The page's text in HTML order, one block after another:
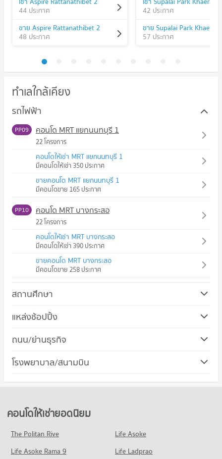
44 ประกาศ
ขาย Aspire Rattanathibet 2
48 ประกาศ
42 ประกาศ
57 ประกาศ
ทำเลใกล้เคียง
รถไฟฟ้า
PP09 คอนโด MRT แยกนนทบุรี 1
22 โครงการ
คอนโดให้เช่า MRT แยกนนทบุรี 1
มีคอนโดให้เช่า 350 ประกาศ
ขายคอนโด MRT แยกนนทบุรี 1
มีคอนโดขาย 165 ประกาศ
PP10 คอนโด MRT บางกระสอ
22 โครงการ
คอนโดให้เช่า MRT บางกระสอ
มีคอนโดให้เช่า 390 ประกาศ
ขายคอนโด MRT บางกระสอ
มีคอนโดขาย 258 ประกาศ
สถานศึกษา
คอนโด วิทยาลัยพยาบาลบรมราชชนนีศรีธัญญา
คอนโดให้เช่า วิทยาลัยพยาบาลบรมราชชนนีศรีธัญญา
มีคอนโดให้เช่า 3,025 ประกาศ
ขายคอนโด วิทยาลัยพยาบาลบรมราชชนนีศรีธัญญา
319 โครงการ
คอนโดให้เช่า วิทยาลัยพยาบาลบรมราชชนนีบำราศนราดูร
มีคอนโดให้เช่า 2,937 ประกาศ
มีคอนโดขาย 1,911 ประกาศ
แหล่งช้อปปิ้ง
คอนโด เซ็นทรัล พลาซ่า รัตนาธิเบศร์
คอนโดให้เช่า เซ็นทรัล พลาซ่า รัตนาธิเบศร์
คอนโด เทสโก้โลตัส รัตนาธิเบศร์
มีคอนโดให้เช่า 4,525 ประกาศ
ถนน/ย่านธุรกิจ
คอนโด เมืองนนทบุรี นนทบุรี
คอนโดให้เช่า เมืองนนทบุรี นนทบุรี
ขายคอนโด เมืองนนทบุรี นนทบุรี
มีคอนโดขาย 1,581 ประกาศ
คอนโด ถนนเลี่ยงเมืองนนทบุรี
66 โครงการ
โรงพยาบาล/สนามบิน
คอนโด รพ.ศรีธัญญา
คอนโดให้เช่า รพ.ศรีธัญญา
มีคอนโดให้เช่า 1,892 ประกาศ
ขายคอนโด รพ.ศรีธัญญา
มีคอนโดขาย 1,381 ประกาศ
คอนโดให้เช่ายอดนิยม
The Politan Rive
Life Asoke
Life Asoke Rama 9
Life Ladprao